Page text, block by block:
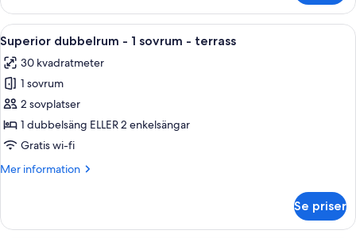
-
terrass
(Pool
Sea
View)
Öppna
alla
foton
för
Superior
dubbelrum
-
sovrum
En balkong med utsikt över havet,
9
Superior dubbelrum - 1 sovrum - terrass
30 kvadratmeter
1 sovrum
2 sovplatser
1 dubbelsäng ELLER 2 enkelsängar
Gratis wi-fi
Mer information
Mer
dubbelrum
Se priser